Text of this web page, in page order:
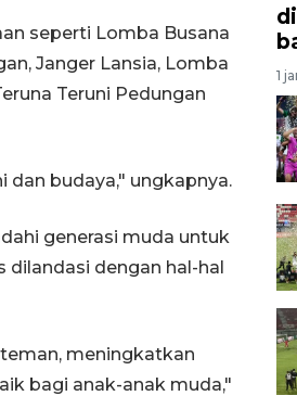
seperti Lomba Busana
Janger Lansia, Lomba
Teruni Pedungan
dan budaya," ungkapnya.
generasi muda untuk
dilandasi dengan hal-hal
meningkatkan
bagi anak-anak muda,"
1